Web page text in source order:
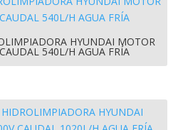
HYUNDAI MOTOR
540L/H AGUA FRÍA